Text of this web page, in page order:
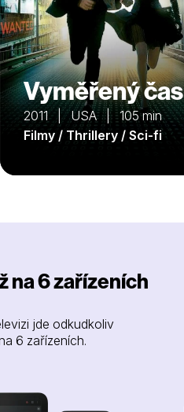
Vyměřený čas
2011 | USA | 105 min
Filmy / Thrillery / Sci-fi
na 6 zařízeních
jde odkudkoliv
6 zařízeních.